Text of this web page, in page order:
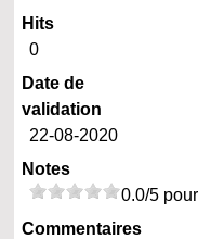
Hits
0
Date de
validation
22-08-2020
Notes
0.0/5
Commentaires